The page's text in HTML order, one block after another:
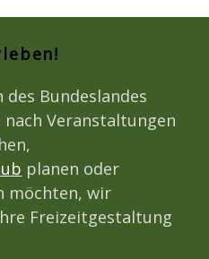
Bundeslandes
Veranstaltungen
planen oder
möchten, wir
Freizeitgestaltung